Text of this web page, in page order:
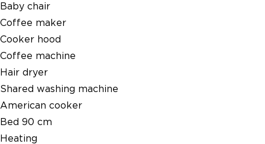
Baby chair
Coffee maker
Cooker hood
Coffee machine
Hair dryer
Shared washing machine
American cooker
Bed 90 cm
Heating